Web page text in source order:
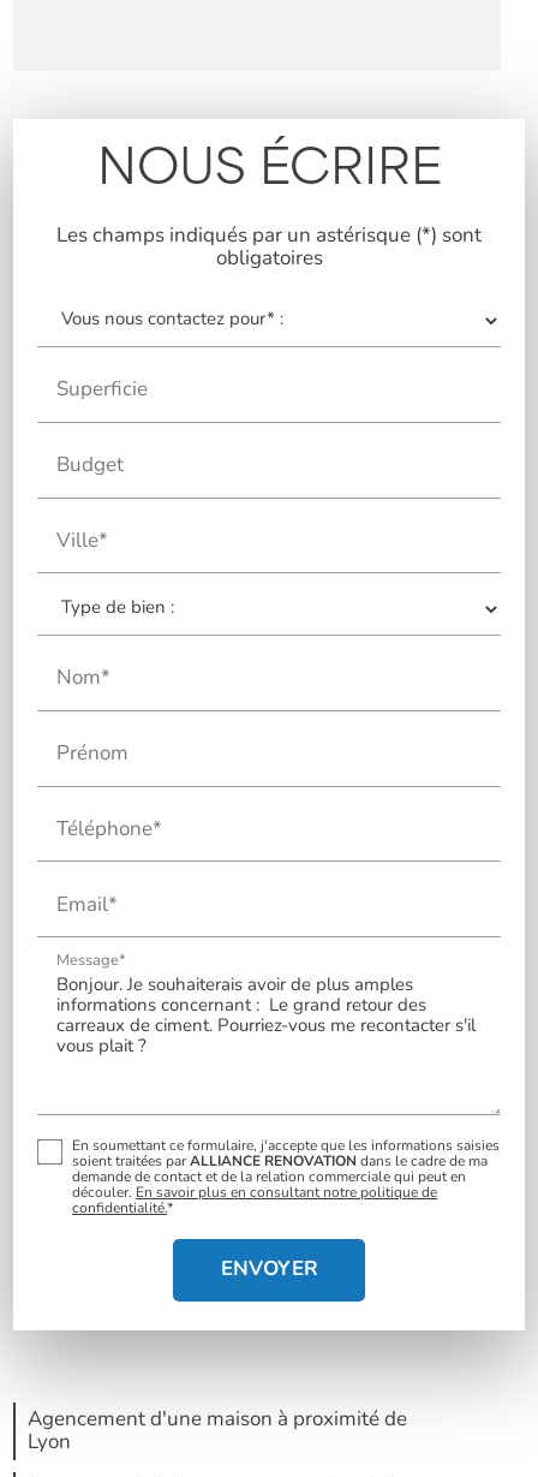
NOUS ÉCRIRE
Les champs indiqués par un astérisque (*) sont
obligatoires
Superficie
Budget
Ville*
Nom*
Prénom
Téléphone*
Email*
Message*
En soumettant ce formulaire, j'accepte que les informations saisies
soient traitées parALLIANCE RENOVATION dans le cadre de ma
demande de contact et de la relation commerciale qui peut en
découler. En savoir plus en consultant notre politique de
confidentialité.*
Agencement d'une maison à proximité de
Lyon